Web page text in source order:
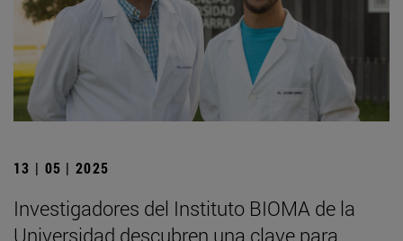
13 | 05 | 2025
Investigadores del Instituto BIOMA de la
Universidad descubren una clave para